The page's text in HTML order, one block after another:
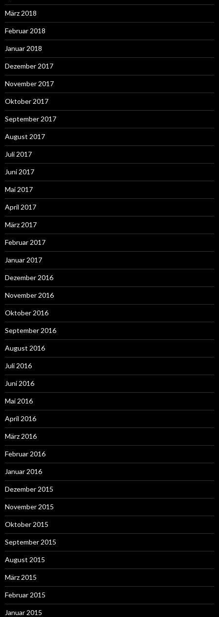
März 2018
Februar 2018
Januar 2018
Dezember 2017
November 2017
Oktober 2017
September 2017
August 2017
Juli 2017
Juni 2017
Mai 2017
April 2017
März 2017
Februar 2017
Januar 2017
Dezember 2016
November 2016
Oktober 2016
September 2016
August 2016
Juli 2016
Juni 2016
Mai 2016
April 2016
März 2016
Februar 2016
Januar 2016
Dezember 2015
November 2015
Oktober 2015
September 2015
August 2015
März 2015
Februar 2015
Januar 2015